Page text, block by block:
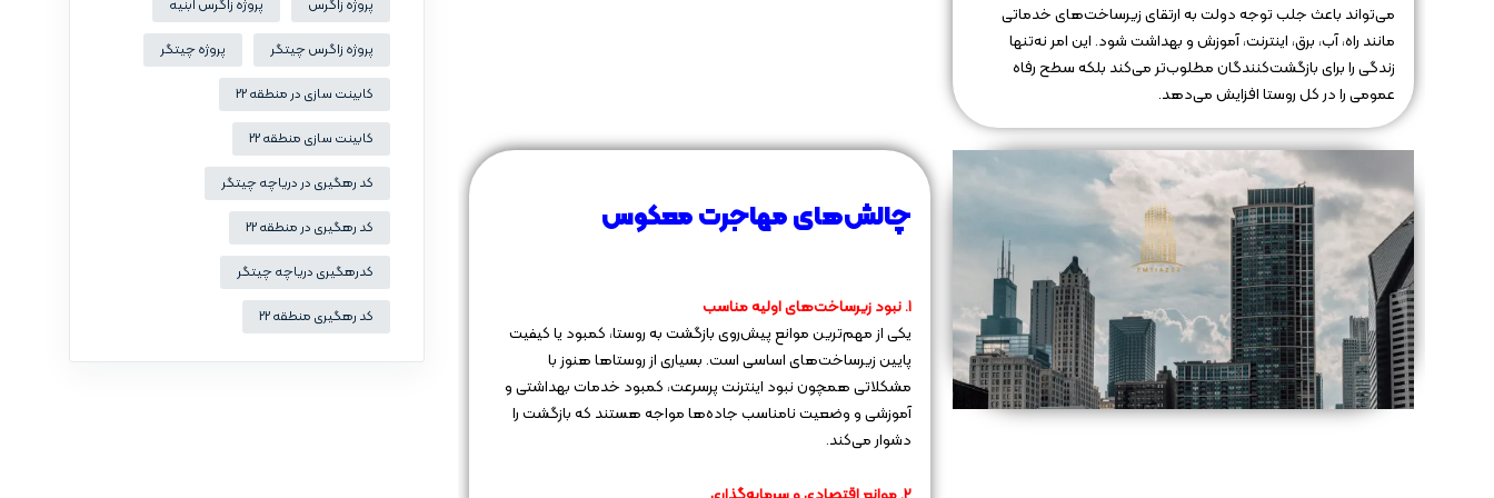
می‌تواند باعث جلب توجه دولت به ارتقای زیرساخت‌های خدماتی
مانند راه، آب، برق، اینترنت، آموزش و بهداشت شود. این امر نه‌تنها
زندگی را برای بازگشت‌کنندگان مطلوب‌تر می‌کند بلکه سطح رفاه
عمومی را در کل روستا افزایش می‌دهد.
چالش‌های مهاجرت معکوس
۱. نبود زیرساخت‌های اولیه مناسب
یکی از مهم‌ترین موانع پیش‌روی بازگشت به روستا، کمبود یا کیفیت
پایین زیرساخت‌های اساسی است. بسیاری از روستاها هنوز با
مشکلاتی همچون نبود اینترنت پرسرعت، کمبود خدمات بهداشتی و
آموزشی و وضعیت نامناسب جاده‌ها مواجه هستند که بازگشت را
دشوار می‌کند.
پروژه زاگرس پروژه زاگرس ابنیه
پروژه زاگرس چیتگر پروژه چیتگر
کابینت سازی در منطقه 22
کابینت سازی منطقه 22
کد رهگیری در دریاچه چیتگر
کد رهگیری در منطقه 22
کدرهگیری دریاچه چیتگر
کد رهگیری منطقه 22